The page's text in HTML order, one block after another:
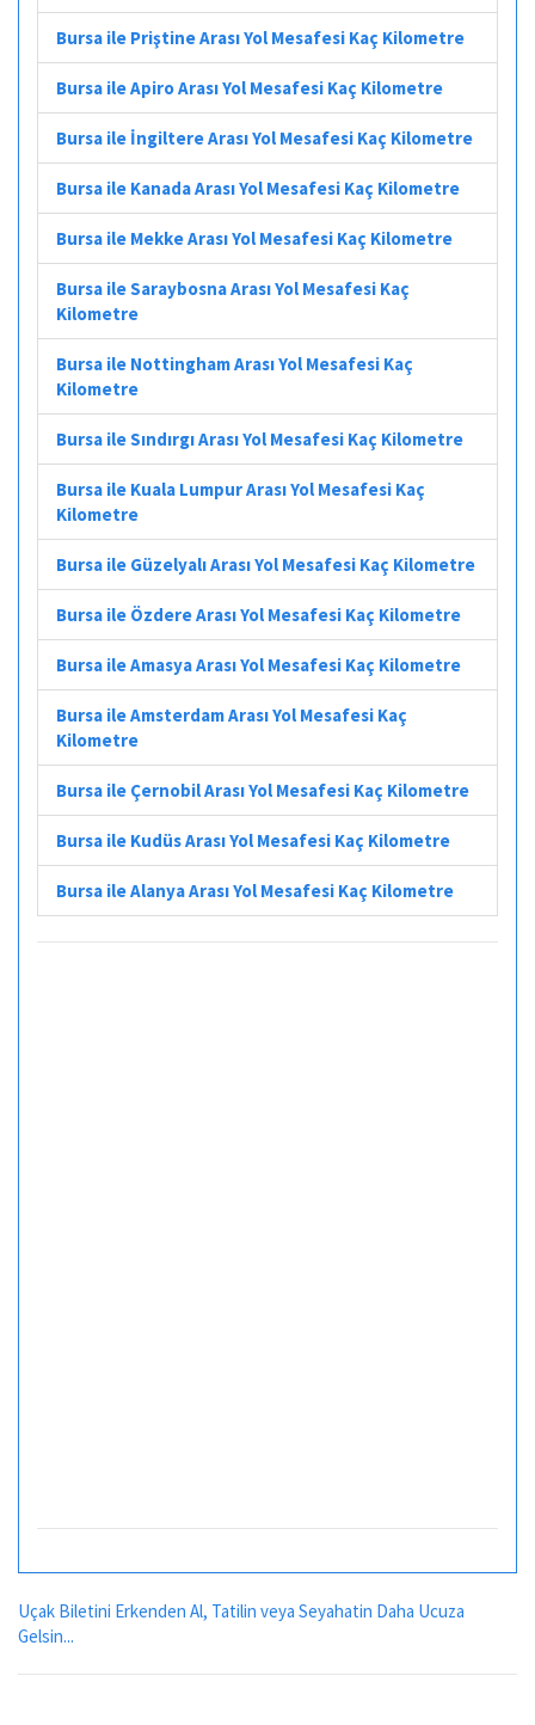
Bursa ile Priştine Arası Yol Mesafesi Kaç Kilometre
Bursa ile Apiro Arası Yol Mesafesi Kaç Kilometre
Bursa ile İngiltere Arası Yol Mesafesi Kaç Kilometre
Bursa ile Kanada Arası Yol Mesafesi Kaç Kilometre
Bursa ile Mekke Arası Yol Mesafesi Kaç Kilometre
Bursa ile Saraybosna Arası Yol Mesafesi Kaç
Kilometre
Bursa ile Nottingham Arası Yol Mesafesi Kaç
Kilometre
Bursa ile Sındırgı Arası Yol Mesafesi Kaç Kilometre
Bursa ile Kuala Lumpur Arası Yol Mesafesi Kaç
Kilometre
Bursa ile Güzelyalı Arası Yol Mesafesi Kaç Kilometre
Bursa ile Özdere Arası Yol Mesafesi Kaç Kilometre
Bursa ile Amasya Arası Yol Mesafesi Kaç Kilometre
Bursa ile Amsterdam Arası Yol Mesafesi Kaç
Kilometre
Bursa ile Çernobil Arası Yol Mesafesi Kaç Kilometre
Bursa ile Kudüs Arası Yol Mesafesi Kaç Kilometre
Bursa ile Alanya Arası Yol Mesafesi Kaç Kilometre
Uçak Biletini Erkenden Al, Tatilin veya Seyahatin Daha Ucuza
Gelsin...